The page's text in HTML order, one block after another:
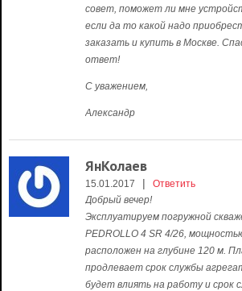
совет, поможет ли мне
если да то какой надо
заказать и купить в Москве.
ответ!
С уважением,
Александр
ЯнКолаев
15.01.2017 |
Ответить
Добрый вечер!
Эксплуатируем погружной
PEDROLLO 4 SR 4/26,
расположен на глубине 120 м.
продлевает срок службы
будет влиять на работу и срок